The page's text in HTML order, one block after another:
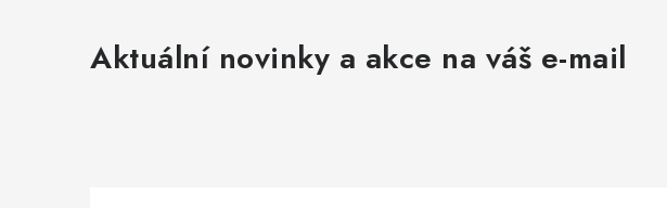
Aktuální novinky a akce na váš e-mail